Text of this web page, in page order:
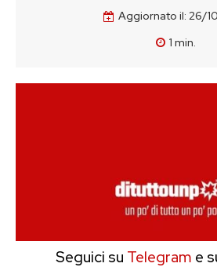
Aggiornato il: 26/
1 min.
Seguici su Telegram e